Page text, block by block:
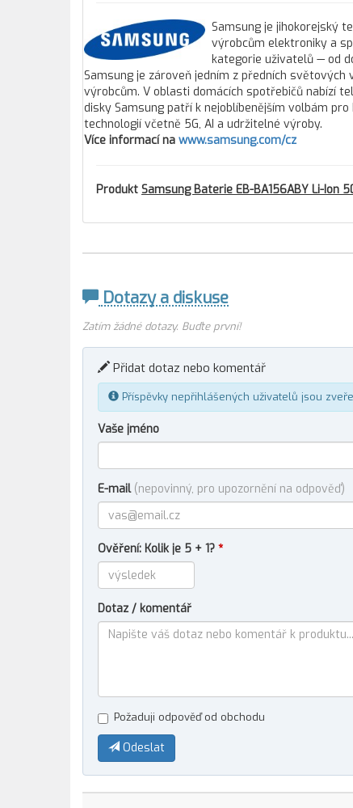
Samsung je jihokorejský
výrobcům elektroniky a
kategorie uživatelů — od
Samsung je zároveň jedním z předních světových
výrobcům. V oblasti domácích spotřebičů nabízí
disky Samsung patří k nejoblíbenějším volbám
technologií včetně 5G, AI a udržitelné výroby.
Více informací na www.samsung.com/cz
Produkt Samsung Baterie EB-BA156ABY Li-Ion
Dotazy a diskuse
Zatím žádné dotazy. Buďte první!
Přidat dotaz nebo komentář
Příspěvky nepřihlášených uživatelů jsou
Vaše jméno
E-mail (nepovinný, pro upozornění na odpověď)
Ověření: Kolik je 5 + 1? *
Dotaz / komentář
Požaduji odpověď od obchodu
Odeslat